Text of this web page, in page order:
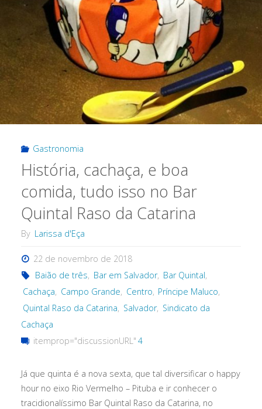
Gastronomia
História, cachaça, e boa
comida, tudo isso no Bar
Quintal Raso da Catarina
By Larissa d'Eça
22 de novembro de 2018
Baião de três, Bar em Salvador, Bar Quintal,
Cachaça, Campo Grande, Centro, Príncipe Maluco,
Quintal Raso da Catarina, Salvador, Sindicato da
Cachaça
itemprop="discussionURL" 4
Já que quinta é a nova sexta, que tal diversificar o happy
hour no eixo Rio Vermelho – Pituba e ir conhecer o
tracidionalíssimo Bar Quintal Raso da Catarina, no